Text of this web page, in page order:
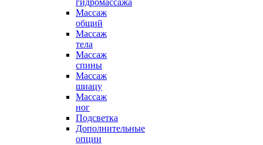
гидромассажа
Массаж
общий
Массаж
тела
Массаж
спины
Массаж
шиацу
Массаж
ног
Подсветка
Дополнительные
опции